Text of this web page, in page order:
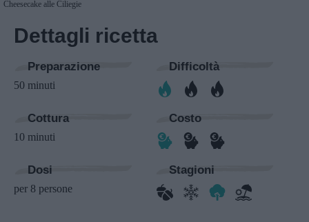
Cheesecake alle Ciliegie
Dettagli ricetta
Preparazione
50 minuti
Difficoltà
Cottura
10 minuti
Costo
Dosi
per 8 persone
Stagioni